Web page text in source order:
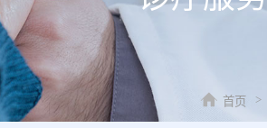
首页 >